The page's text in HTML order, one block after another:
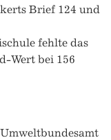
Brief 124 und
fehlte das
Wert bei 156